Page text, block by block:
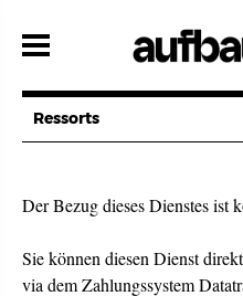
zum
Ressorts
Der Bezug dieses Dienstes ist
Sie können diesen Dienst
via dem Zahlungssystem